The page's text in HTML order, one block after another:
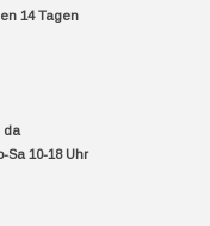
14 Tagen
da
Sa 10-18 Uhr